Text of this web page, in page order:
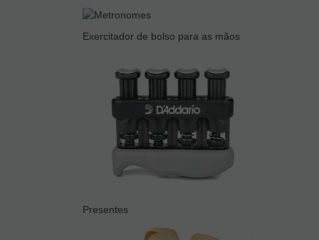
Exercitador de bolso para as mãos
Presentes